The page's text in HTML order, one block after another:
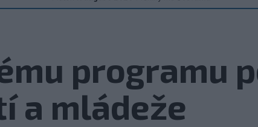
programu
a mládeže